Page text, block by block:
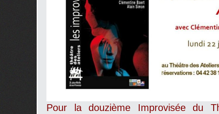
Pour la douzième Improvisée du